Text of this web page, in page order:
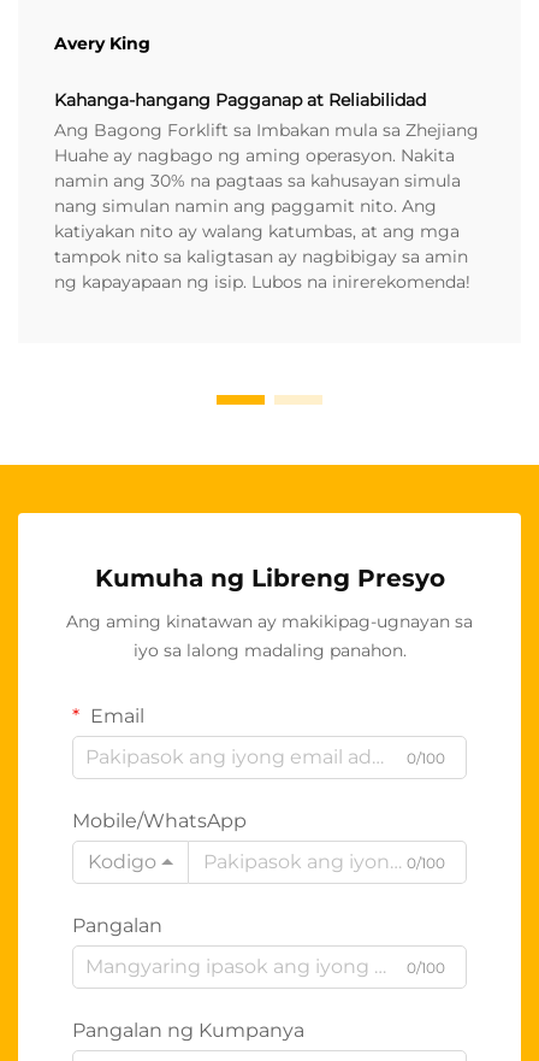
Avery King
Kahanga-hangang Pagganap at Reliabilidad
Ang Bagong Forklift sa Imbakan mula sa Zhejiang
Huahe ay nagbago ng aming operasyon. Nakita
namin ang 30% na pagtaas sa kahusayan simula
nang simulan namin ang paggamit nito. Ang
katiyakan nito ay walang katumbas, at ang mga
tampok nito sa kaligtasan ay nagbibigay sa amin
ng kapayapaan ng isip. Lubos na inirerekomenda!
Kumuha ng Libreng Presyo
Ang aming kinatawan ay makikipag-ugnayan sa
iyo sa lalong madaling panahon.
Email
0/100
Mobile/WhatsApp
Kodigo
0/100
Pangalan
0/100
Pangalan ng Kumpanya